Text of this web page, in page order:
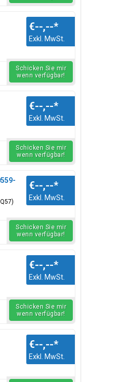
€--,--*
Exkl. MwSt.
Schicken Sie mir
wenn verfügbar!
€--,--*
Exkl. MwSt.
Schicken Sie mir
wenn verfügbar!
€--,--*
Exkl. MwSt.
Schicken Sie mir
wenn verfügbar!
€--,--*
Exkl. MwSt.
Schicken Sie mir
wenn verfügbar!
€--,--*
Exkl. MwSt.